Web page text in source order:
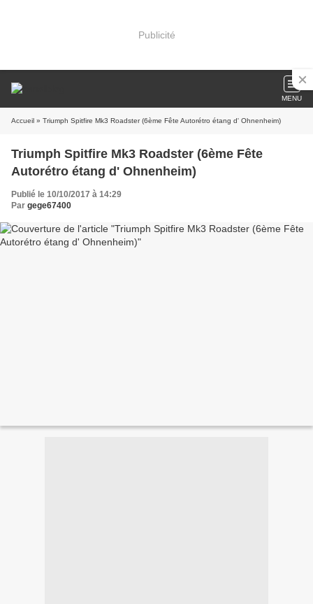
Publicité
MENU
Accueil » Triumph Spitfire Mk3 Roadster (6ème Fête Autorétro étang d' Ohnenheim)
Triumph Spitfire Mk3 Roadster (6ème Fête
Autorétro étang d' Ohnenheim)
Publié le 10/10/2017 à 14:29
Par gege67400